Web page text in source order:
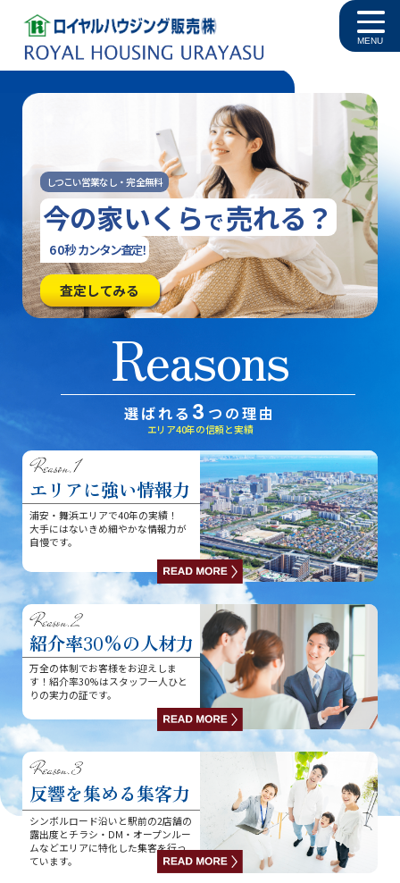
MENU
しつこい営業なし・完全無料
今の家いくらで売れる？
60秒カンタン査定！
査定してみる
Reasons
選ばれる 3 つの理由
エリア40年の信頼と実績
エリアに強い情報力
浦安・舞浜エリアで40年の実績！
大手にはないきめ細やかな情報力が
自慢です。
紹介率30%の人材力
万全の体制でお客様をお迎えしま
す！紹介率30%はスタッフ一人ひと
りの実力の証です。
反響を集める集客力
シンボルロード沿いと駅前の2店舗の
露出度とチラシ・DM・オープンルー
ムなどエリアに特化した集客を行っ
ています。